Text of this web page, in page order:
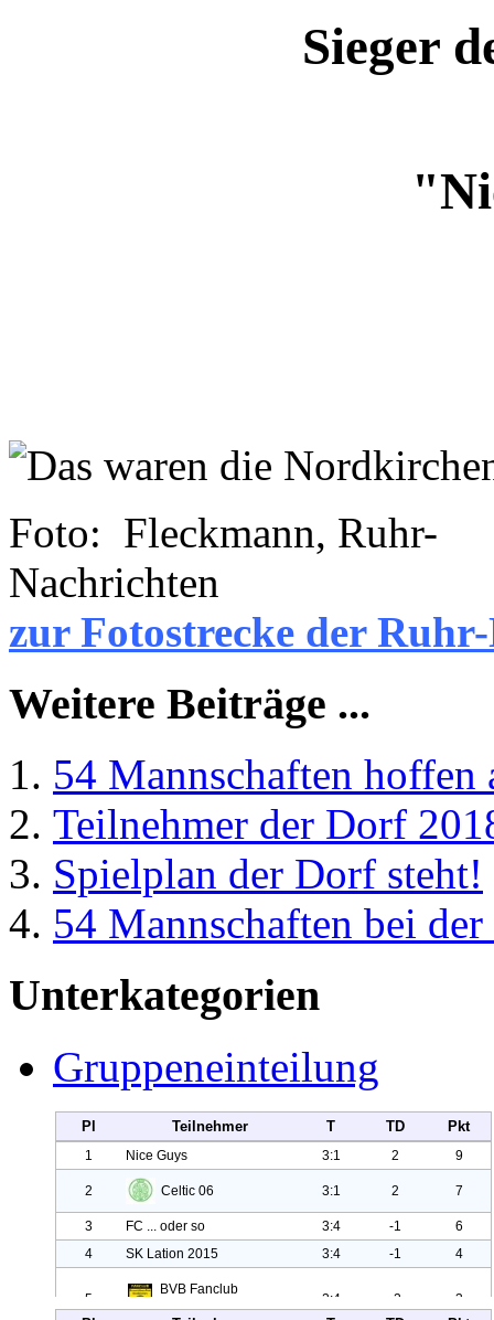
Sieger
Foto: Fleckmann, Ruhr-
zur Fotostrecke der
Weitere Beiträge ...
54 Mannschaften
Teilnehmer der Dorf
Spielplan der Dorf steht!
54 Mannschaften bei
Unterkategorien
Gruppeneinteilung